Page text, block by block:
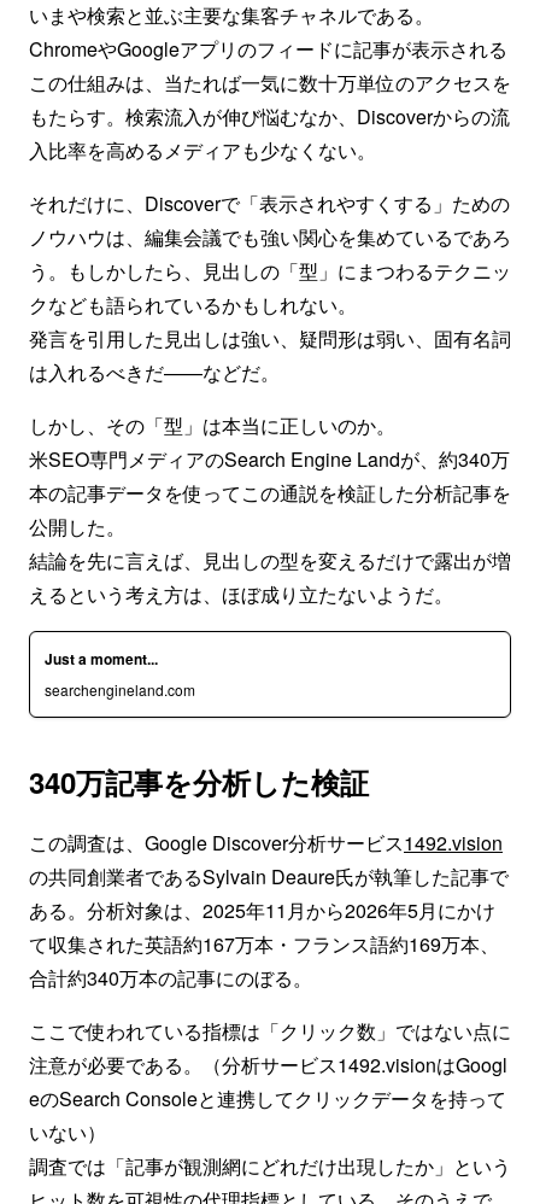
いまや検索と並ぶ主要な集客チャネルである。
ChromeやGoogleアプリのフィードに記事が表示される
この仕組みは、当たれば一気に数十万単位のアクセスを
もたらす。検索流入が伸び悩むなか、Discoverからの流
入比率を高めるメディアも少なくない。
それだけに、Discoverで「表示されやすくする」ための
ノウハウは、編集会議でも強い関心を集めているであろ
う。もしかしたら、見出しの「型」にまつわるテクニッ
クなども語られているかもしれない。
発言を引用した見出しは強い、疑問形は弱い、固有名詞
は入れるべきだ——などだ。
しかし、その「型」は本当に正しいのか。
米SEO専門メディアのSearch Engine Landが、約340万
本の記事データを使ってこの通説を検証した分析記事を
公開した。
結論を先に言えば、見出しの型を変えるだけで露出が増
えるという考え方は、ほぼ成り立たないようだ。
Just a moment...
searchengineland.com
340万記事を分析した検証
この調査は、Google Discover分析サービス1492.vision
の共同創業者であるSylvain Deaure氏が執筆した記事で
ある。分析対象は、2025年11月から2026年5月にかけ
て収集された英語約167万本・フランス語約169万本、
合計約340万本の記事にのぼる。
ここで使われている指標は「クリック数」ではない点に
注意が必要である。（分析サービス1492.visionはGoogl
eのSearch Consoleと連携してクリックデータを持って
いない）
調査では「記事が観測網にどれだけ出現したか」という